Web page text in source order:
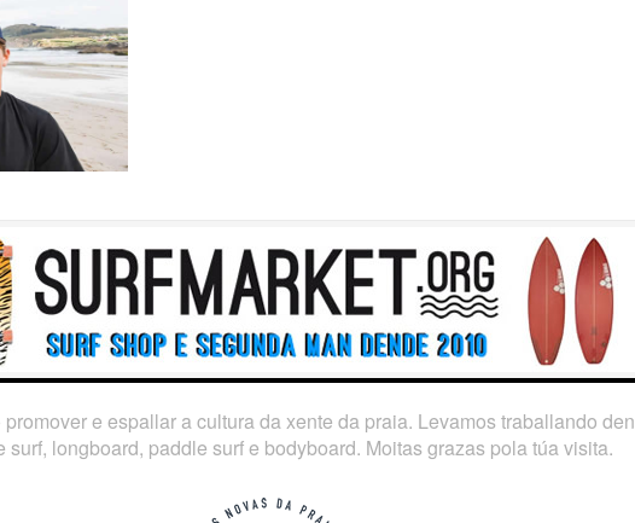
e espallar a cultura da xente da praia. Levamos traballando
surf, longboard, paddle surf e bodyboard. Moitas grazas pola túa visita.